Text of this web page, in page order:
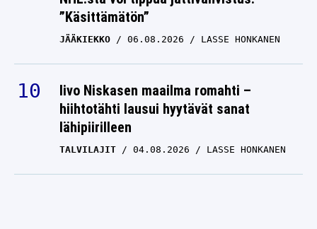
JÄÄKIEKKO 06.08.2026
Iivo Niskasen maailma romahti –
hiihtotähti lausui hyytävät sanat
lähipiirilleen
TALVILAJIT